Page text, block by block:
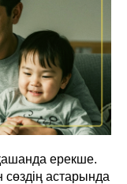
ерекше.
астарында